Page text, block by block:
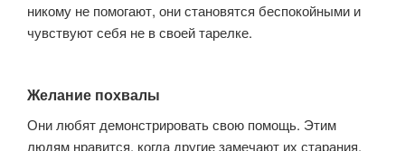
никому не помогают, они становятся беспокойными и
чувствуют себя не в своей тарелке.
Желание похвалы
Они любят демонстрировать свою помощь. Этим
людям нравится, когда другие замечают их старания,